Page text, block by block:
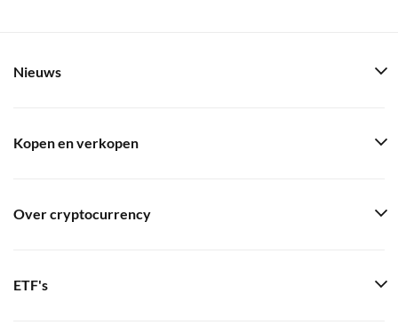
Nieuws
Kopen en verkopen
Over cryptocurrency
ETF's